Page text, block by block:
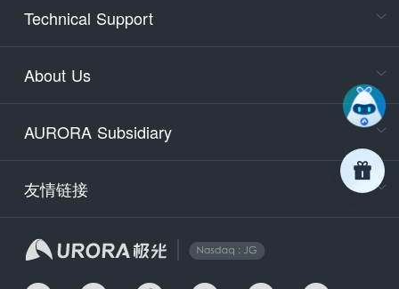
Technical Support
About Us
AURORA Subsidiary
友情链接
days)
9:30-
Email